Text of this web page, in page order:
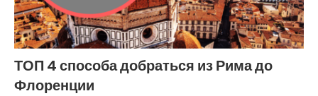
ТОП 4 способа добраться из Рима до
Флоренции